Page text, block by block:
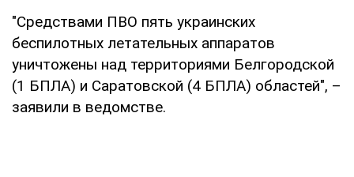
"Средствами ПВО пять украинских
беспилотных летательных аппаратов
уничтожены над территориями Белгородской
(1 БПЛА) и Саратовской (4 БПЛА) областей", –
заявили в ведомстве.